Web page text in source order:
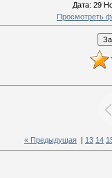
Дата: 29
Просмотреть
« Предыдущая 13 14